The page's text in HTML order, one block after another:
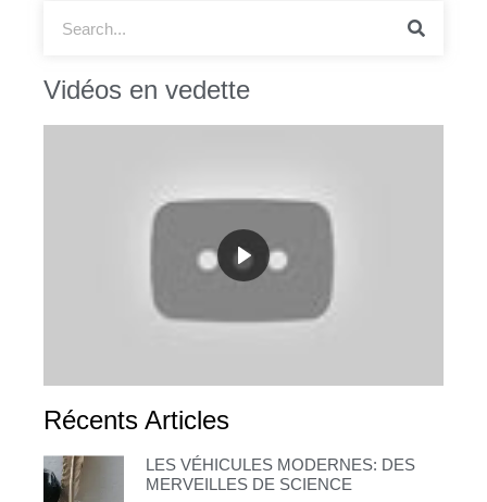
Vidéos en vedette
Récents Articles
LES VÉHICULES MODERNES: DES
MERVEILLES DE SCIENCE